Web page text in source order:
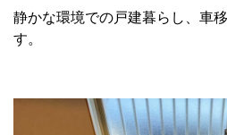
静かな環境での戸建暮らし、車
す。